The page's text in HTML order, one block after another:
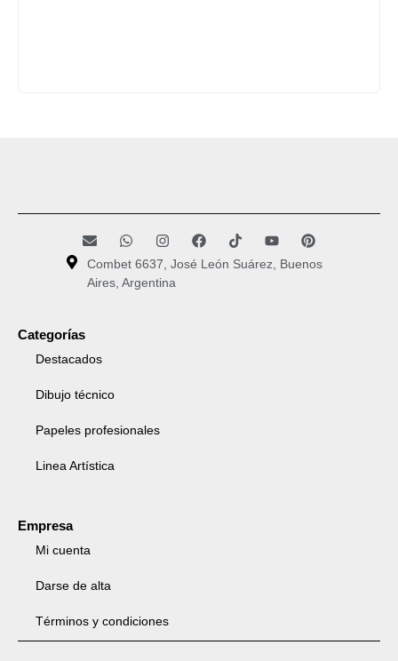
Combet 6637, José León Suárez, Buenos
Aires, Argentina
Categorías
Destacados
Dibujo técnico
Papeles profesionales
Linea Artística
Empresa
Mi cuenta
Darse de alta
Términos y condiciones